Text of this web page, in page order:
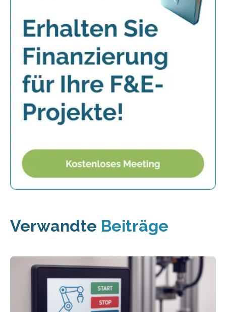
Verwandte Beiträge